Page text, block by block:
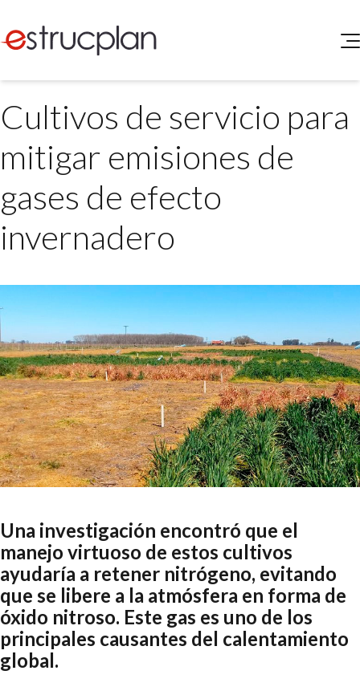
SERVICIOS
Medio Ambiente
Legislación
INGRESAR
Portal de Clientes
Matriz Premium
Cultivos de servicio para
mitigar emisiones de
gases de efecto
invernadero
Una investigación encontró que el
manejo virtuoso de estos cultivos
ayudaría a retener nitrógeno, evitando
que se libere a la atmósfera en forma de
óxido nitroso. Este gas es uno de los
principales causantes del calentamiento
global.